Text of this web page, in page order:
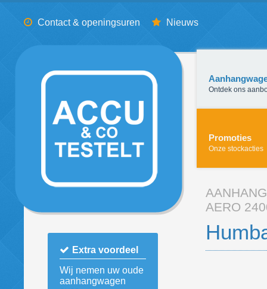
Contact & openingsuren Nieuws
Extra voordeel
Wij nemen uw oude
aanhangwagen
Ontdek ons
Promoties
Onze stockacties
AERO